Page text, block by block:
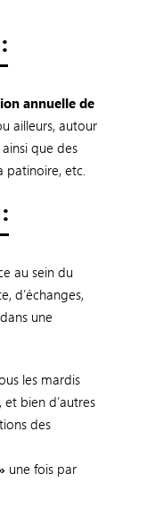
annuelle de
ailleurs, autour
que des
patinoire, etc.
au sein du
d’échanges,
une
les mardis
bien d’autres
des
une fois par